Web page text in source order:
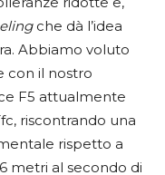
che dà l’idea
Abbiamo voluto
con il nostro
F5 attualmente
riscontrando una
rispetto a
metri al secondo di